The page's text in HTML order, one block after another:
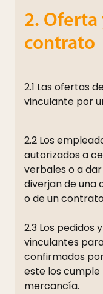
2. Oferta
contrato
2.1 Las ofertas
vinculante por
2.2 Los
autorizados a
verbales o a
diverjan de
o de un
2.3 Los pedidos
vinculantes para
confirmados
este los
mercancía.